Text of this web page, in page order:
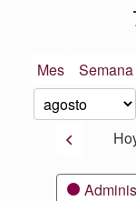
Mes Semana
Mes
Día
Año
Anterior
Categorías